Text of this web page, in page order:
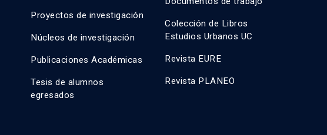
Proyectos de investigación
Núcleos de investigación
Publicaciones Académicas
Tesis de alumnos
egresados
Colección de Libros
Estudios Urbanos UC
Revista EURE
Revista PLANEO